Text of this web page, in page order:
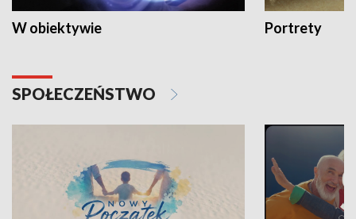
W obiektywie Portrety
SPOŁECZEŃSTWO